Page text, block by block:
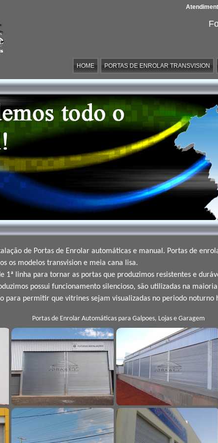
HOME PORTAS DE ENROLAR TRANSVISION
de Portas de Enrolar automáticas e manual. Portas de
os modelos transvision e meia cana lisa.
1ª linha para tornar as portas que produzimos resistentes e
possui funcionamento silencioso, são utilizadas na
para permitir que vitrines sejam visualizadas no periodo noturno
Portas de Enrolar Automáticas para Galpoes, Lojas e Garagem